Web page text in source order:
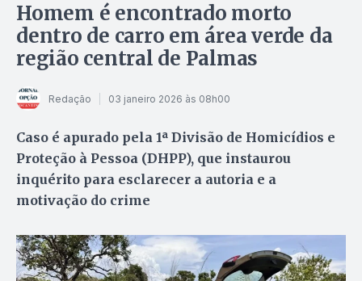
Homem é encontrado morto
dentro de carro em área verde da
região central de Palmas
Redação 03 janeiro 2026 às 08h00
Caso é apurado pela 1ª Divisão de Homicídios e
Proteção à Pessoa (DHPP), que instaurou
inquérito para esclarecer a autoria e a
motivação do crime